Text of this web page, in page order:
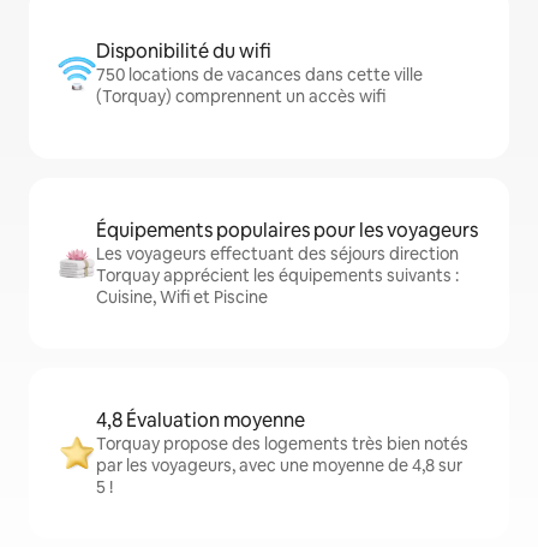
Disponibilité du wifi
750 locations de vacances dans cette ville
(Torquay) comprennent un accès wifi
Équipements populaires pour les voyageurs
Les voyageurs effectuant des séjours direction
Torquay apprécient les équipements suivants :
Cuisine, Wifi et Piscine
4,8 Évaluation moyenne
Torquay propose des logements très bien notés
par les voyageurs, avec une moyenne de 4,8 sur
5 !